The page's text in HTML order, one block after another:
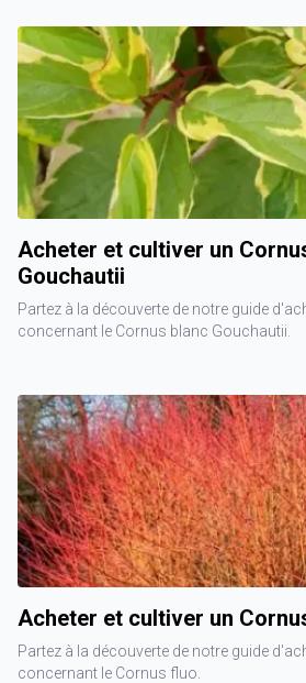
Acheter et cultiver un
Gouchautii
Partez à la découverte de notre guide
concernant le Cornus blanc Gouchautii.
Acheter et cultiver un
Partez à la découverte de notre guide
concernant le Cornus fluo.